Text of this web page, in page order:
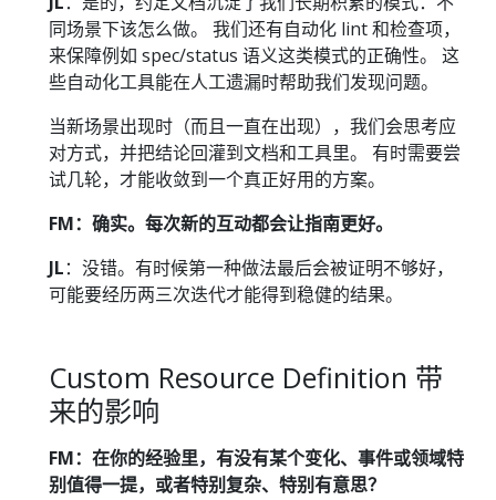
同场景下该怎么做。 我们还有自动化 lint 和检查项，
来保障例如 spec/status 语义这类模式的正确性。 这
些自动化工具能在人工遗漏时帮助我们发现问题。
当新场景出现时（而且一直在出现），我们会思考应
对方式，并把结论回灌到文档和工具里。 有时需要尝
试几轮，才能收敛到一个真正好用的方案。
FM：确实。每次新的互动都会让指南更好。
JL：没错。有时候第一种做法最后会被证明不够好，
可能要经历两三次迭代才能得到稳健的结果。
Custom Resource Definition 带
来的影响
FM：在你的经验里，有没有某个变化、事件或领域特
别值得一提，或者特别复杂、特别有意思？